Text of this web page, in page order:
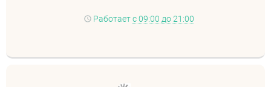
Работает с 09:00 до 21:00